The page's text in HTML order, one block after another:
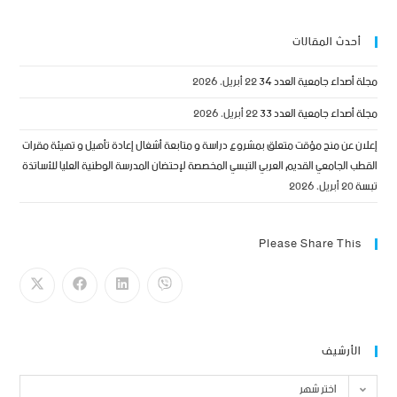
أحدث المقالات
مجلة أصداء جامعية العدد 34 22 أبريل، 2026
مجلة أصداء جامعية العدد 33 22 أبريل، 2026
إعلان عن منح مؤقت متعلق بمشروع دراسة و متابعة أشغال إعادة تأهيل و تهيئة مقرات
القطب الجامعي القديم العربي التبسي المخصصة لإحتضان المدرسة الوطنية العليا للأساتذة
تبسة20 أبريل، 2026
Please Share This
الأرشيف
اختر شهر